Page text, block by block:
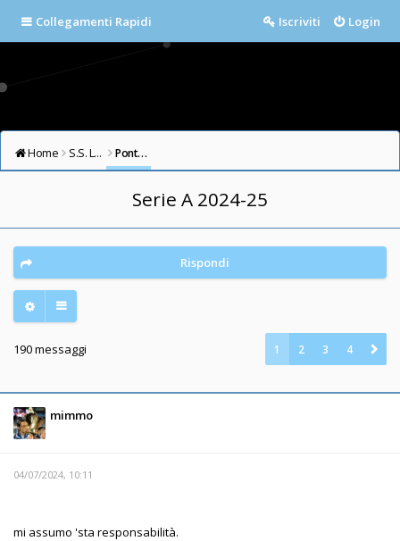
Collegamenti Rapidi Login
Iscriviti
Home S.S. LAZIO FORUM Ponte Milvio
Serie A 2024-25
Rispondi
190 messaggi 1 2 3 4
mimmo
04/07/2024, 10:11
mi assumo 'sta responsabilità.